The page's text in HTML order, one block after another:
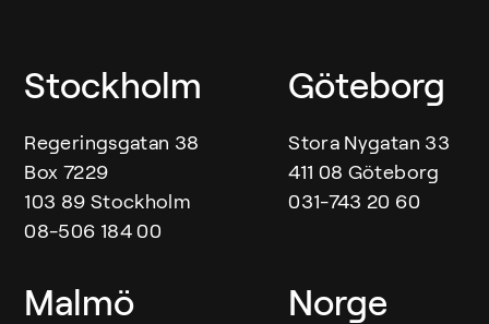
Våra kontor
Stockholm
Regeringsgatan 38
Box 7229
103 89 Stockholm
08-506 184 00
Göteborg
Stora Nygatan 33
411 08 Göteborg
031-743 20 60
Malmö Norge